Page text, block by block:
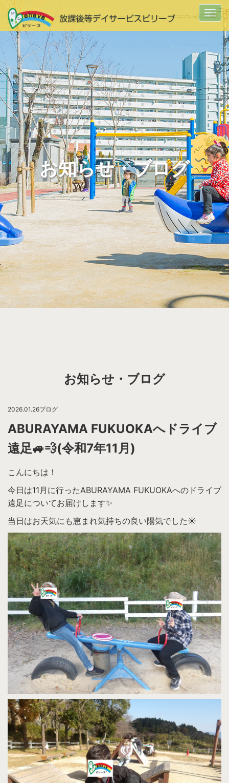
お知らせ・ブログ
お知らせ・ブログ
2026.01.26ブログ
ABURAYAMA FUKUOKAへドライブ
遠足🚙💨(令和7年11月)
こんにちは！
今日は11月に行ったABURAYAMA FUKUOKAへのドライブ
遠足についてお届けします✨
当日はお天気にも恵まれ気持ちの良い陽気でした☀